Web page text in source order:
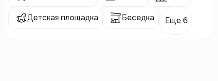
Детская площадка Беседка Еще 6